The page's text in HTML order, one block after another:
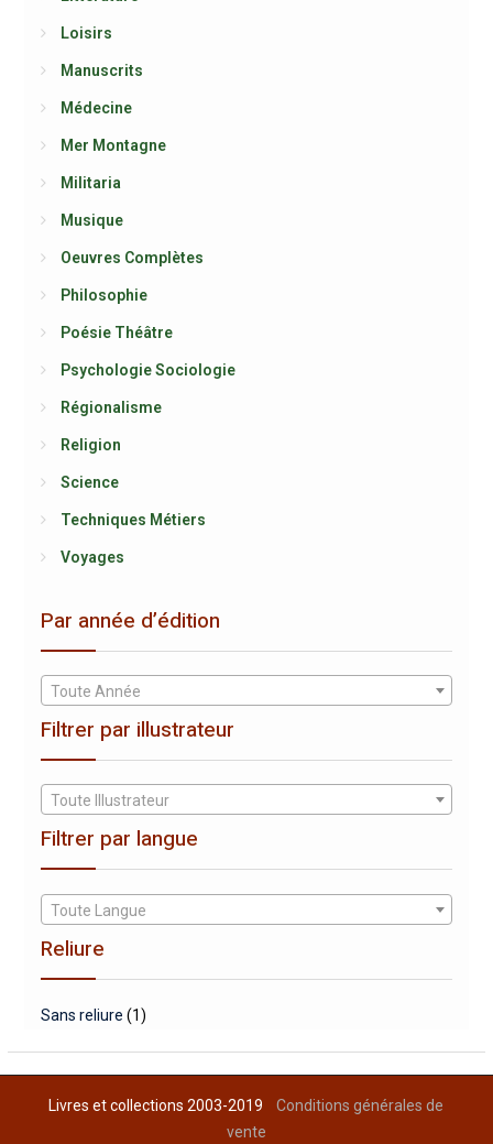
Loisirs
Manuscrits
Médecine
Mer Montagne
Militaria
Musique
Oeuvres Complètes
Philosophie
Poésie Théâtre
Psychologie Sociologie
Régionalisme
Religion
Science
Techniques Métiers
Voyages
Par année d’édition
Toute Année
Filtrer par illustrateur
Toute Illustrateur
Filtrer par langue
Toute Langue
Reliure
Sans reliure (1)
Livres et collections 2003-2019Conditions générales de
vente